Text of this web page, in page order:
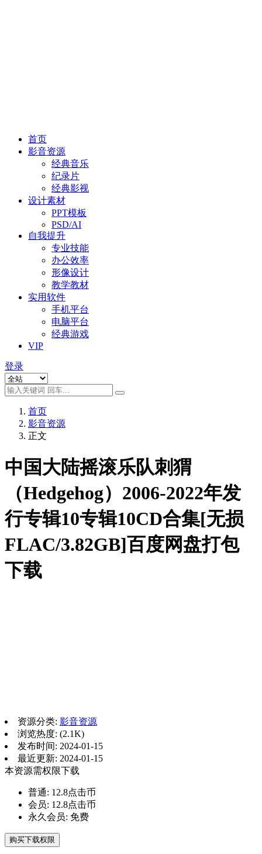
首页
影音资源
经典音乐
纪录片
经典影视
设计素材
PPT模板
PSD/AI
自我提升
专业技能
办公效率
形像设计
教学教材
实用软件
手机平台
电脑平台
经典游戏
VIP
登录
首页
影音资源
正文
中国大陆摇滚乐队刺猬
（Hedgehog）2006-2022年发
行专辑10专辑10CD合集[无损
FLAC/3.82GB]百度网盘打包
下载
资源分类: 影音资源
浏览热度: (2.1K)
发布时间: 2024-01-15
最近更新: 2024-01-15
本资源需权限下载
普通: 12.8点击币
会员: 12.8点击币
永久会员: 免费
购买下载权限